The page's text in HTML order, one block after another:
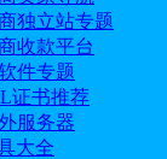
独立站专题
收款平台
件专题
证书推荐
服务器
大全